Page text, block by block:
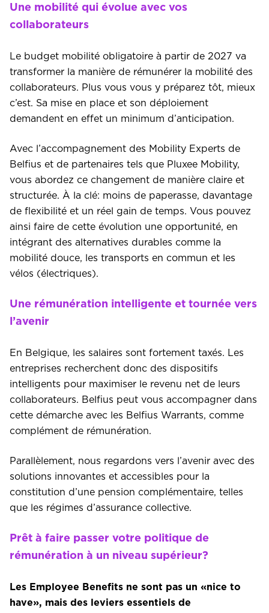
Une mobilité qui évolue avec vos
collaborateurs
Le budget mobilité obligatoire à partir de 2027 va
transformer la manière de rémunérer la mobilité des
collaborateurs. Plus vous vous y préparez tôt, mieux
c’est. Sa mise en place et son déploiement
demandent en effet un minimum d’anticipation.
Avec l’accompagnement des Mobility Experts de
Belfius et de partenaires tels que Pluxee Mobility,
vous abordez ce changement de manière claire et
structurée. À la clé: moins de paperasse, davantage
de flexibilité et un réel gain de temps. Vous pouvez
ainsi faire de cette évolution une opportunité, en
intégrant des alternatives durables comme la
mobilité douce, les transports en commun et les
vélos (électriques).
Une rémunération intelligente et tournée vers
l’avenir
En Belgique, les salaires sont fortement taxés. Les
entreprises recherchent donc des dispositifs
intelligents pour maximiser le revenu net de leurs
collaborateurs. Belfius peut vous accompagner dans
cette démarche avec les Belfius Warrants, comme
complément de rémunération.
Parallèlement, nous regardons vers l’avenir avec des
solutions innovantes et accessibles pour la
constitution d’une pension complémentaire, telles
que les régimes d’assurance collective.
Prêt à faire passer votre politique de
rémunération à un niveau supérieur?
Les Employee Benefits ne sont pas un «nice to
have», mais des leviers essentiels de